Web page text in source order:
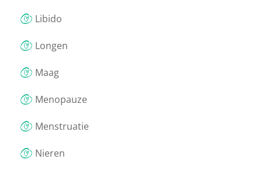
Libido
Longen
Maag
Menopauze
Menstruatie
Nieren